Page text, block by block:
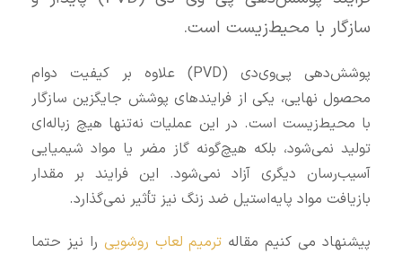
سازگار با محیط‌زیست است.
پوشش‌دهی پی‌وی‌دی (PVD) علاوه بر کیفیت دوام
محصول نهایی، یکی از فرایندهای پوشش جایگزین سازگار
با محیط‌زیست است. در این عملیات نه‌تنها هیچ زباله‌ای
تولید نمی‌شود، بلکه هیچ‌گونه گاز مضر یا مواد شیمیایی
آسیب‌رسان دیگری آزاد نمی‌شود. این فرایند بر مقدار
بازیافت مواد پایه‌استیل ضد زنگ نیز تأثیر نمی‌گذارد.
پیشنهاد می کنیم مقاله ترمیم لعاب روشویی را نیز حتما